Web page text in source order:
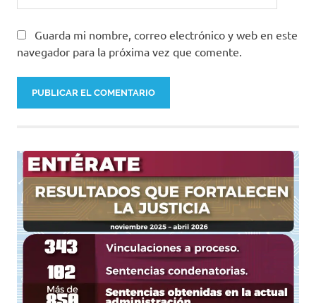
Guarda mi nombre, correo electrónico y web en este
navegador para la próxima vez que comente.